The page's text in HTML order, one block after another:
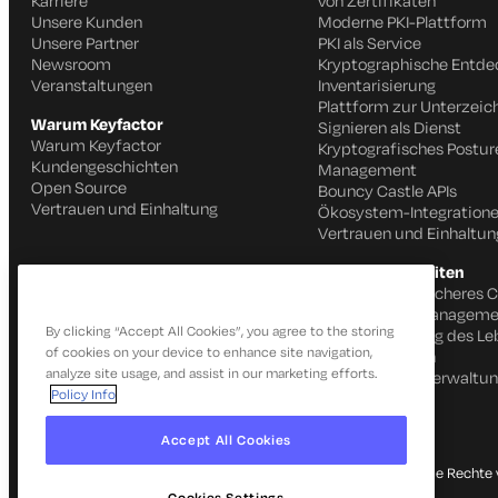
Unsere Kunden
Unsere Partner
Newsroom
Veranstaltungen
Warum Keyfactor
Warum Keyfactor
Kundengeschichten
Open Source
Vertrauen und Einhaltung
Moderne PKI-Plattform
PKI als Service
Kryptographische
Inventarisierung
Plattform zur
Signieren als Dienst
Kryptografisches
Management
Bouncy Castle APIs
Ökosystem-
Vertrauen und
Produktfähigkeiten
Schnelles und sicheres
IoT
Automatisierung des
von Zertifikaten
SSH-
© 2026 Keyfactor. Alle Rechte
By clicking “Accept All Cookies”, you agree to the storing
of cookies on your device to enhance site navigation,
analyze site usage, and assist in our marketing efforts.
Policy Info
Accept All Cookies